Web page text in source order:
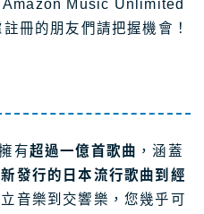
Amazon Music Unlimited
註冊的朋友們請把握機會！
有超過一億首歌曲 ，涵蓋
發行的日本流行歌曲到經
音樂到交響樂，您幾乎可